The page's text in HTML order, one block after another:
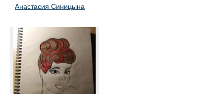
Анастасия Синицына